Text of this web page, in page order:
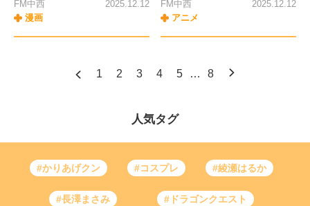
FM中西
漫画
2025.12.12
FM中西
アニメ
2025.12.12
1 2 3 4 5 … 8
人気タグ
#かりあげクン #コスプレ #綾瀬はるか
#長澤まさみ #ドラゴンクエスト